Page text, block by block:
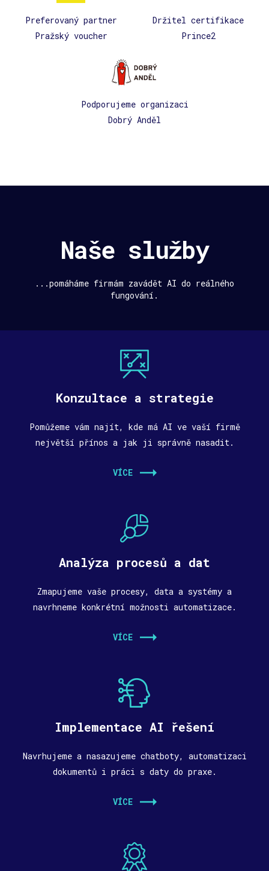
Preferovaný partner
Pražský voucher
Držitel certifikace
Prince2
Podporujeme organizaci
Dobrý Anděl
Naše služby
...pomáháme firmám zavádět AI do reálného
fungování.
Konzultace a strategie
Pomůžeme vám najít, kde má AI ve vaší firmě
největší přínos a jak ji správně nasadit.
VÍCE
Analýza procesů a dat
Zmapujeme vaše procesy, data a systémy a
navrhneme konkrétní možnosti automatizace.
VÍCE
Implementace AI řešení
Navrhujeme a nasazujeme chatboty, automatizaci
dokumentů i práci s daty do praxe.
VÍCE